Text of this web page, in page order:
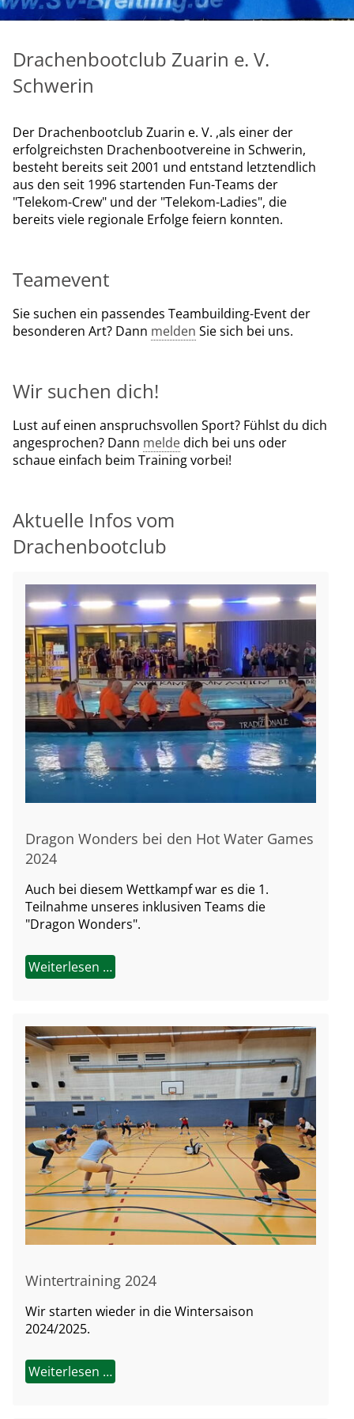
Drachenbootclub Zuarin e. V.
Schwerin
Der Drachenbootclub Zuarin e. V. ,als einer der
erfolgreichsten Drachenbootvereine in Schwerin,
besteht bereits seit 2001 und entstand letztendlich
aus den seit 1996 startenden Fun-Teams der
"Telekom-Crew" und der "Telekom-Ladies", die
bereits viele regionale Erfolge feiern konnten.
Teamevent
Sie suchen ein passendes Teambuilding-Event der
besonderen Art? Dann melden Sie sich bei uns.
Wir suchen dich!
Lust auf einen anspruchsvollen Sport? Fühlst du dich
angesprochen? Dann meldedich bei uns oder
schaue einfach beim Training vorbei!
Aktuelle Infos vom
Drachenbootclub
Dragon Wonders bei den Hot Water Games
2024
Auch bei diesem Wettkampf war es die 1.
Teilnahme unseres inklusiven Teams die
"Dragon Wonders".
Weiterlesen …
Wintertraining 2024
Wir starten wieder in die Wintersaison
2024/2025.
Weiterlesen …